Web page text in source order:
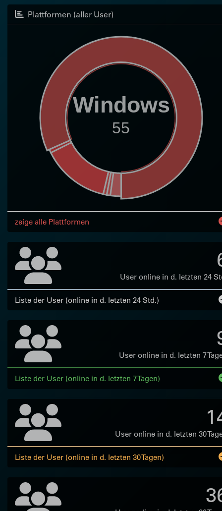
Plattformen (aller User)
Windows
55
zeige alle Plattformen
User online in d. letzten 24
Liste der User (online in d. letzten 24 Std.)
User online in d. letzten 7
Liste der User (online in d. letzten 7 Tagen)
User online in d. letzten 30
Liste der User (online in d. letzten 30 Tagen)